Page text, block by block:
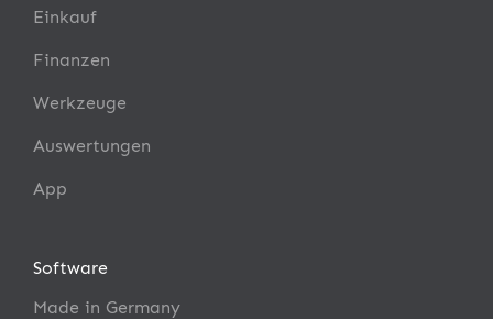
Einkauf
Finanzen
Werkzeuge
Auswertungen
App
Software
Made in Germany